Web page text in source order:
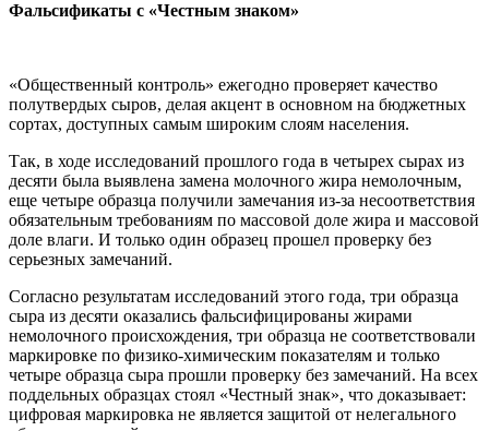
Фальсификаты с «Честным знаком»
«Общественный контроль» ежегодно проверяет качество
полутвердых сыров, делая акцент в основном на бюджетных
сортах, доступных самым широким слоям населения.
Так, в ходе исследований прошлого года в четырех сырах из
десяти была выявлена замена молочного жира немолочным,
еще четыре образца получили замечания из-за несоответствия
обязательным требованиям по массовой доле жира и массовой
доле влаги. И только один образец прошел проверку без
серьезных замечаний.
Согласно результатам исследований этого года, три образца
сыра из десяти оказались фальсифицированы жирами
немолочного происхождения, три образца не соответствовали
маркировке по физико-химическим показателям и только
четыре образца сыра прошли проверку без замечаний. На всех
поддельных образцах стоял «Честный знак», что доказывает:
цифровая маркировка не является защитой от нелегального